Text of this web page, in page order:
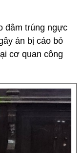
đâm trúng ngực
án bị cáo bỏ
cơ quan công